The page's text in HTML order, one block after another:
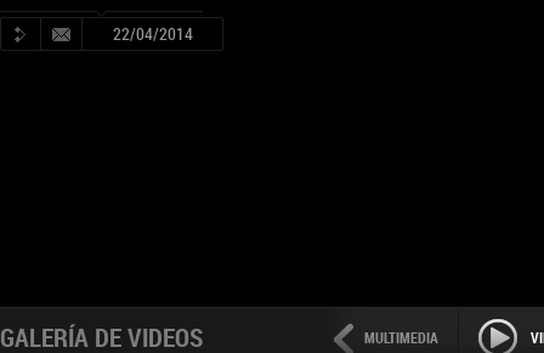
22/04/2014
MULTIMEDIA
GALERÍA DE VIDEOS